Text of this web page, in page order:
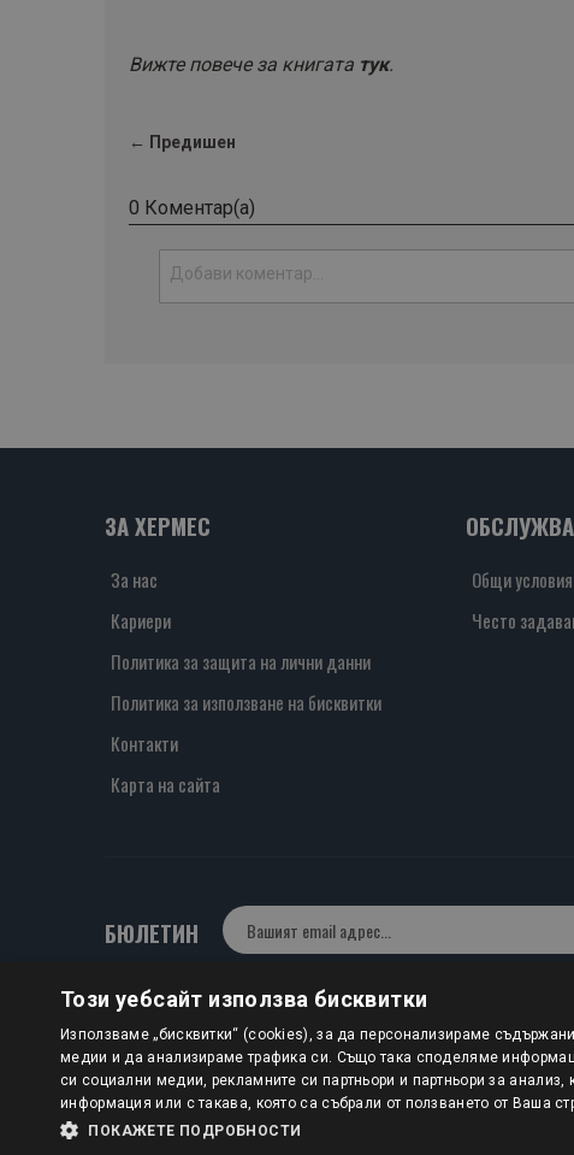
Вижте повече за книгата тук.
← Предишен
0 Коментар(а)
ЗА ХЕРМЕС
За нас
Кариери
Политика за защита на лични данни
Политика за използване на бисквитки
Контакти
Карта на сайта
Общи
Често
БЮЛЕТИН
Авторско право © 2025 HERMESBOOKS.BG
1 EUR = 1.95583 BGN
Този уебсайт използва бисквитки
Използваме „бисквитки“ (cookies), за да персонализираме
медии и да анализираме трафика си. Също така споделяме
си социални медии, рекламните си партньори и партньори за
информация или с такава, която са събрали от ползването от Ваша
ПОКАЖЕТЕ ПОДРОБНОСТИ